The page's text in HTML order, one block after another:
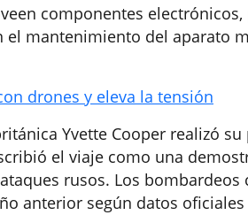
componentes
el mantenimiento del aparato
drones y eleva la tensión
Yvette Cooper realizó
el viaje como una
rusos. Los bombardeos
anterior según datos